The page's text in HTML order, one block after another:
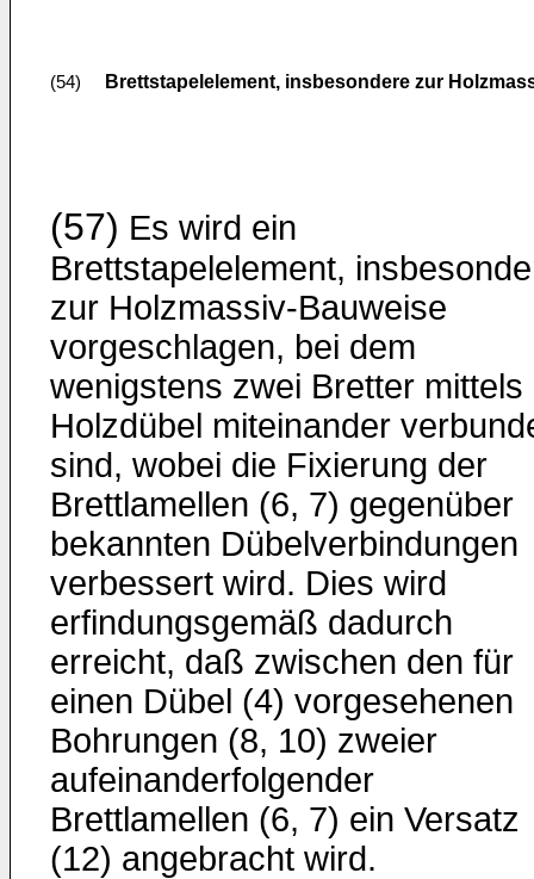
(54) Brettstapelelement, insbesondere zur
(57) Es wird ein
Brettstapelelement,
zur Holzmassiv-Bauweise
vorgeschlagen, bei dem
wenigstens zwei Bretter mittels
Holzdübel miteinander
sind, wobei die Fixierung der
Brettlamellen (6, 7) gegenüber
bekannten Dübelverbindungen
verbessert wird. Dies wird
erfindungsgemäß dadurch
erreicht, daß zwischen den für
einen Dübel (4) vorgesehenen
Bohrungen (8, 10) zweier
aufeinanderfolgender
Brettlamellen (6, 7) ein Versatz
(12) angebracht wird.